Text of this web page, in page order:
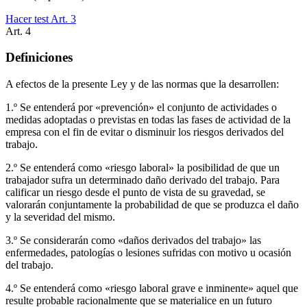
Hacer test Art. 3
Art. 4
Definiciones
A efectos de la presente Ley y de las normas que la desarrollen:
1.º Se entenderá por «prevención» el conjunto de actividades o
medidas adoptadas o previstas en todas las fases de actividad de la
empresa con el fin de evitar o disminuir los riesgos derivados del
trabajo.
2.º Se entenderá como «riesgo laboral» la posibilidad de que un
trabajador sufra un determinado daño derivado del trabajo. Para
calificar un riesgo desde el punto de vista de su gravedad, se
valorarán conjuntamente la probabilidad de que se produzca el daño
y la severidad del mismo.
3.º Se considerarán como «daños derivados del trabajo» las
enfermedades, patologías o lesiones sufridas con motivo u ocasión
del trabajo.
4.º Se entenderá como «riesgo laboral grave e inminente» aquel que
resulte probable racionalmente que se materialice en un futuro